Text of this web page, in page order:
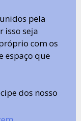
pela
isso seja
com os
espaço que
dos nosso